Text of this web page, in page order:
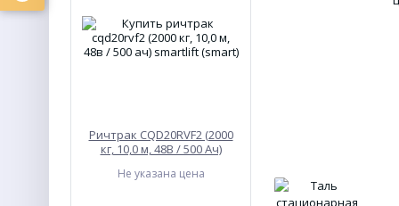
Ричтрак CQD20RVF2 (2000
кг, 10,0 м, 48В / 500 Ач)
Не указана цена